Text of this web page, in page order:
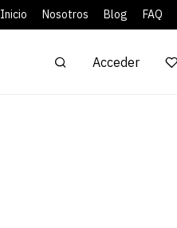
Inicio Nosotros Blog FAQ
Acceder